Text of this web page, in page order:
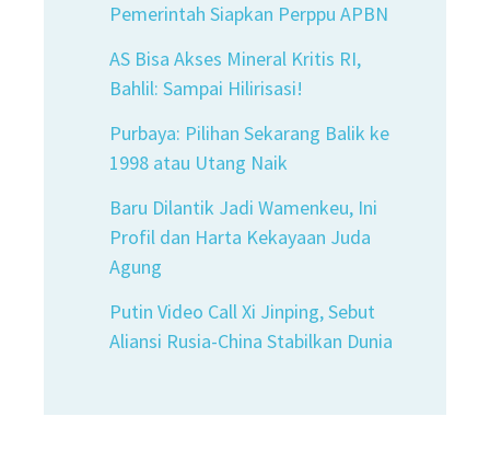
Pemerintah Siapkan Perppu APBN
AS Bisa Akses Mineral Kritis RI,
Bahlil: Sampai Hilirisasi!
Purbaya: Pilihan Sekarang Balik ke
1998 atau Utang Naik
Baru Dilantik Jadi Wamenkeu, Ini
Profil dan Harta Kekayaan Juda
Agung
Putin Video Call Xi Jinping, Sebut
Aliansi Rusia-China Stabilkan Dunia